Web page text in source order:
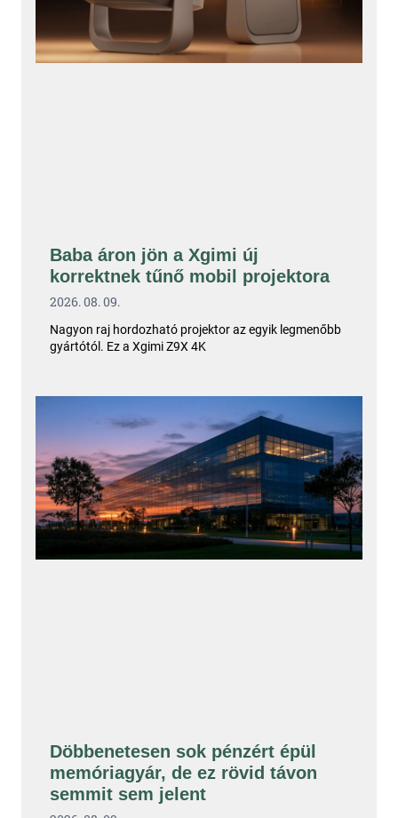
Baba áron jön a Xgimi új
korrektnek tűnő mobil projektora
2026. 08. 09.
Nagyon raj hordozható projektor az egyik legmenőbb
gyártótól. Ez a Xgimi Z9X 4K
Döbbenetesen sok pénzért épül
memóriagyár, de ez rövid távon
semmit sem jelent